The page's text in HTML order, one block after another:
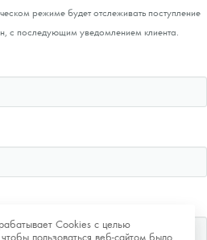
Cookies с целью
пользоваться веб-сайтом было
режиме будет отслеживать поступление
с последующим уведомлением клиента.